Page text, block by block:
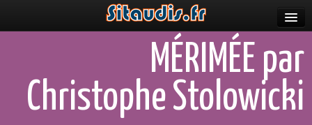
Poèmes et fictions
MÉRIMÉE par
Christophe Stolowicki